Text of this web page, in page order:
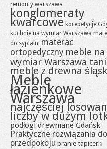
remonty warszawa
konglomeraty
kwarcowe korepetycje
kuchnie na wymiar Warszawa
do sypialni materac
ortopedyczny meble na
wymiar Warszawa
meble z drewna
Meble
łazienkowe
Warszawa
najczęściej
liczby w dużym
podłogi drewniane Gdańsk
Praktyczne rozwiązania do
przedpokoju pranie tapicerki